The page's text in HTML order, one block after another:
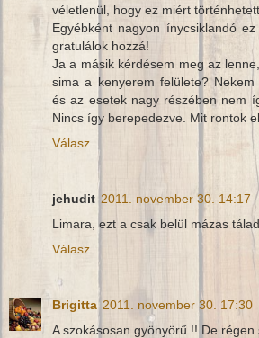
véletlenül, hogy ez miért
Egyébként nagyon ínycsiklandó
gratulálok hozzá!
Ja a másik kérdésem meg az
sima a kenyerem felülete?
és az esetek nagy részében nem
Nincs így berepedezve. Mit rontok
Válasz
jehudit 2011. november 30. 14:17
Limara, ezt a csak belül mázas
Válasz
Brigitta 2011. november 30. 17:30
A szokásosan gyönyörű.!! De régen